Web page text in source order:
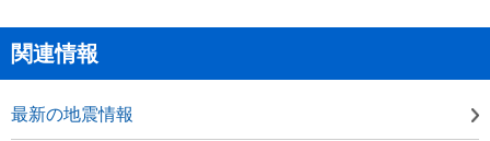
関連情報
最新の地震情報